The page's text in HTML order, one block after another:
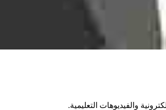
والفيديوهات التعليمية.